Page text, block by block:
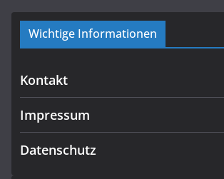
Wichtige Informationen
Kontakt
Impressum
Datenschutz